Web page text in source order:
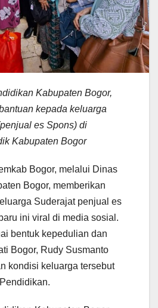
Kabupaten Bogor,
kepada keluarga
es Spons) di
Kabupaten Bogor
Bogor, melalui Dinas
Bogor, memberikan
Suderajat penjual es
ini viral di media sosial.
bentuk kepedulian dan
Bogor, Rudy Susmanto
kondisi keluarga tersebut